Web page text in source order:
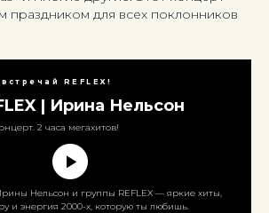
праздником для всех поклонников
Нельсон и группы REFLEX — яркие хиты,
и энергия 2000-х, которую ты любишь.
REFLEX!
| Ирина Нельсон
2 часа мегахитов!